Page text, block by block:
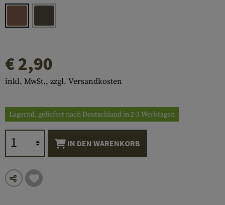
€ 2,90
inkl. MwSt., zzgl. Versandkosten
Lagernd, geliefert nach Deutschland in 2-3 Werktagen
IN DEN WARENKORB